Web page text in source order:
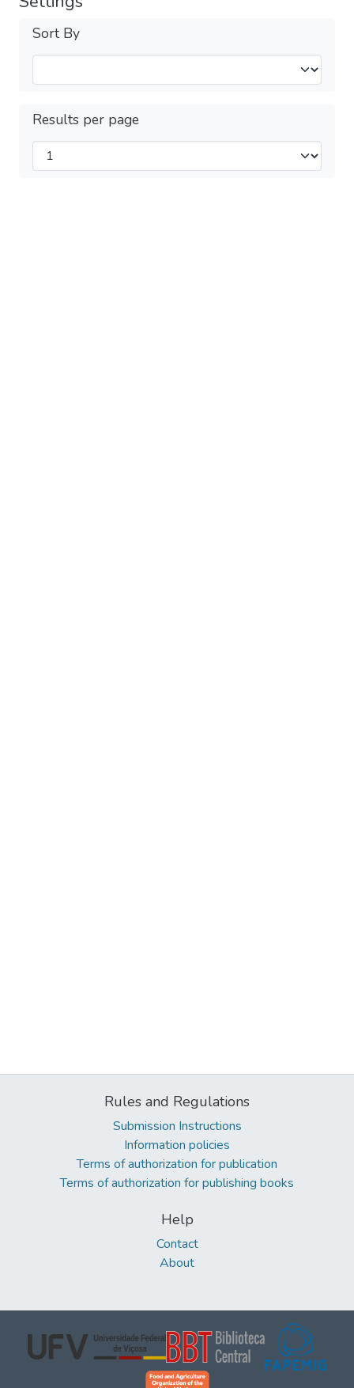
Sort By
Results per page
Rules and Regulations
Submission Instructions
Information policies
Terms of authorization for publication
Terms of authorization for publishing books
Help
Contact
About